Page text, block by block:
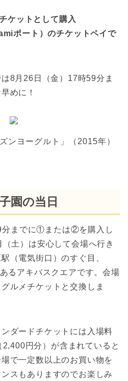
ケットとして購入
ポート）のチケットペイで
8月26日（金）17時59分ま
めに！
ンヨーグルト」（2015年）
園の当日
分までに①または②を購入し
土）は安心して会場へ行き
（電気街口）のすぐ目、
るアキバスクエアです。会場
ルメチケットと交換しま
ダードチケットには入場料
円分）が含まれていると
で一定数以上のお買い物を
スもありますのでお楽しみ